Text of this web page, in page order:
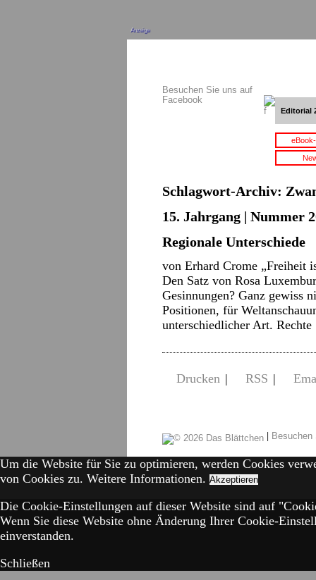
Anzeige
Besuchen Sie uns auf
Facebook
Editorial
Schlagwort-Archiv:
15. Jahrgang | Nummer
Regionale Unterschiede
von Erhard Crome „Freiheit
Den Satz von Rosa
Gesinnungen? Ganz gewiss
Positionen, für
unterschiedlicher Art.
Drucken | RSS |
|
Um die Website für Sie zu optimieren, werden Cookies
von Cookies zu. Weitere Informationen. Akzeptieren
Die Cookie-Einstellungen auf dieser Website sind auf
Wenn Sie diese Website ohne Änderung Ihrer Cookie-
einverstanden.
Schließen